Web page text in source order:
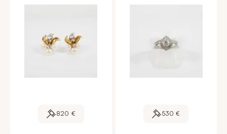
820 € 530 €